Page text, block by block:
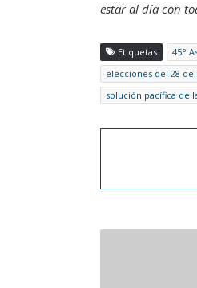
estar al día con
Etiquetas 45°
elecciones del 28 de
solución pacífica de